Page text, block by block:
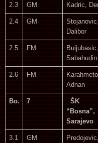
2.3 GM Kadric,
2.4 GM
Stojanovic,
Dalibor
2.5 FM
Buljubasic,
Sabahudin
2.6 FM
Adnan
Bo. 7
ŠK
“Bosna”,
Sarajevo
3.1 GM
Predojevic,